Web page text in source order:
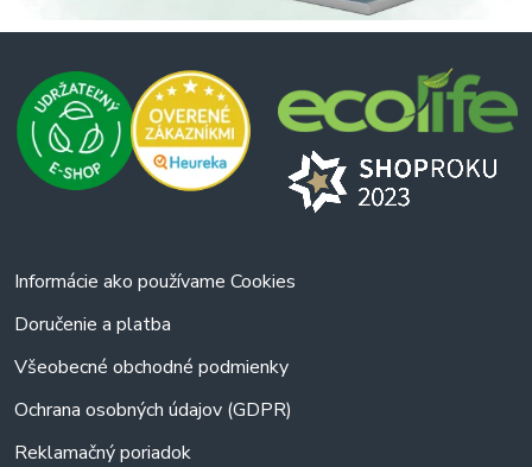
Informácie ako používame Cookies
Doručenie a platba
Všeobecné obchodné podmienky
Ochrana osobných údajov (GDPR)
Reklamačný poriadok